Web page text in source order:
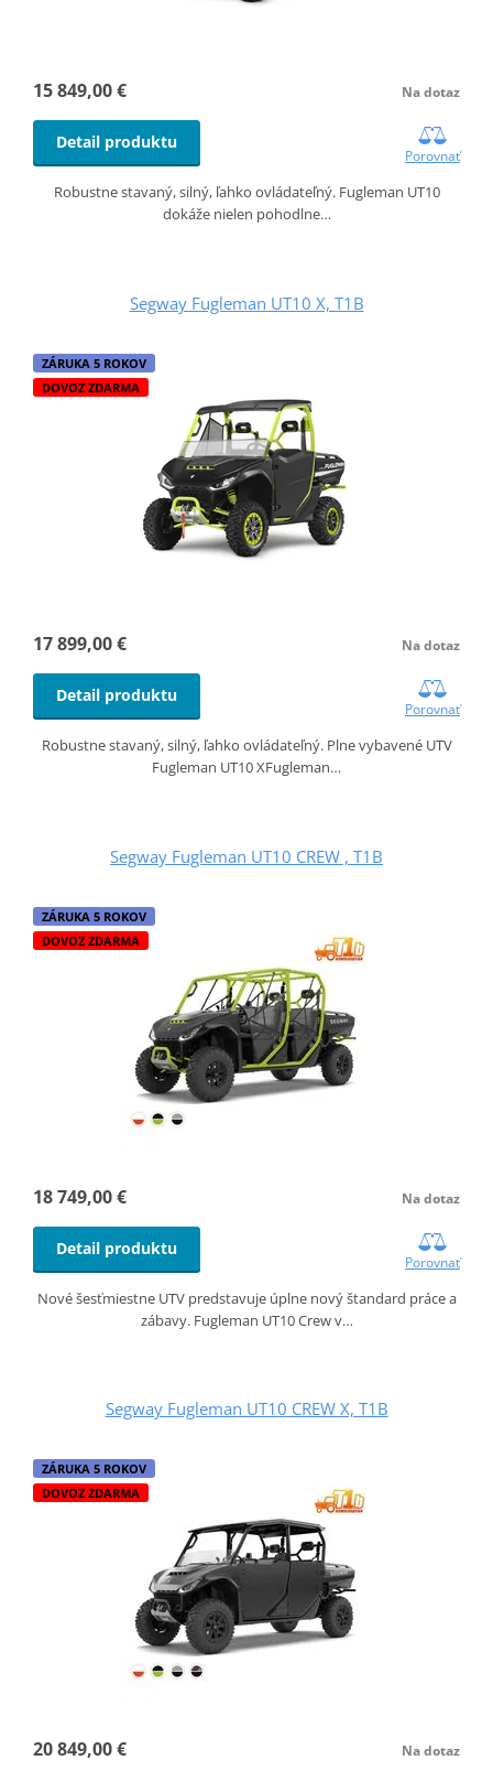
15 849,00 € Na dotaz
Detail produktu
Porovnať
Robustne stavaný, silný, ľahko ovládateľný. Fugleman UT10
dokáže nielen pohodlne…
Segway Fugleman UT10 X, T1B
ZÁRUKA 5 ROKOV
DOVOZ ZDARMA
17 899,00 € Na dotaz
Detail produktu
Porovnať
Robustne stavaný, silný, ľahko ovládateľný. Plne vybavené UTV
Fugleman UT10 XFugleman…
Segway Fugleman UT10 CREW , T1B
ZÁRUKA 5 ROKOV
DOVOZ ZDARMA
18 749,00 € Na dotaz
Detail produktu
Porovnať
Nové šesťmiestne UTV predstavuje úplne nový štandard práce a
zábavy. Fugleman UT10 Crew v…
Segway Fugleman UT10 CREW X, T1B
ZÁRUKA 5 ROKOV
DOVOZ ZDARMA
20 849,00 € Na dotaz